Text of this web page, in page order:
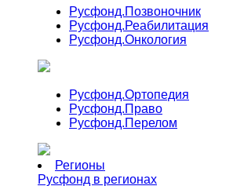
Русфонд.Позвоночник
Русфонд.Реабилитация
Русфонд.Онкология
Русфонд.Ортопедия
Русфонд.Право
Русфонд.Перелом
Регионы
Русфонд в регионах